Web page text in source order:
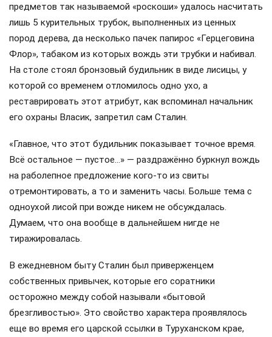
предметов так называемой «роскоши» удалось насчитать
лишь 5 курительных трубок, выполненных из ценных
пород дерева, да несколько пачек папирос «Герцеговина
Флор», табаком из которых вождь эти трубки и набивал.
На столе стоял бронзовый будильник в виде лисицы, у
которой со временем отломилось одно ухо, а
реставрировать этот атрибут, как вспоминал начальник
его охраны Власик, запретил сам Сталин.
«Главное, что этот будильник показывает точное время.
Всё остальное — пустое…» — раздражённо буркнул вождь
на раболепное предложение кого-то из свиты
отремонтировать, а то и заменить часы. Больше тема с
одноухой лисой при вожде никем не обсуждалась.
Думаем, что она вообще в дальнейшем нигде не
тиражировалась.
В ежедневном быту Сталин был приверженцем
собственных привычек, которые его соратники
осторожно между собой называли «бытовой
брезгливостью». Это свойство характера проявлялось
еще во время его царской ссылки в Туруханском крае,